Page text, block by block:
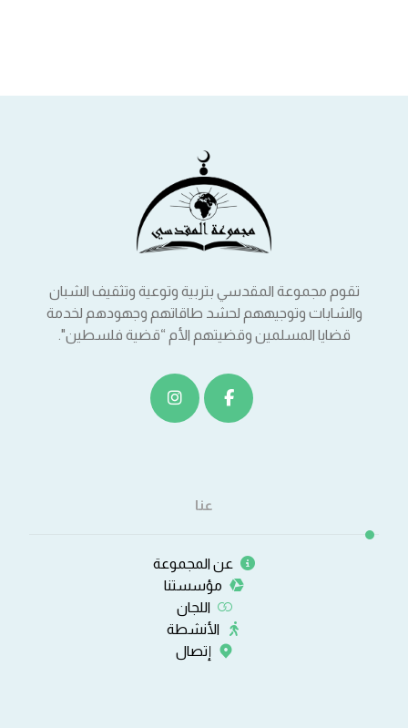
تقوم مجموعة المقدسي بتربية وتوعية وتثقيف الشبان
والشابات وتوجيههم لحشد طاقاتهم وجهودهم لخدمة
قضايا المسلمين وقضيتهم الأم “قضية فلسطين".
عنا
عن المجموعة
مؤسستنا
اللجان
الأنشطة
إتصال